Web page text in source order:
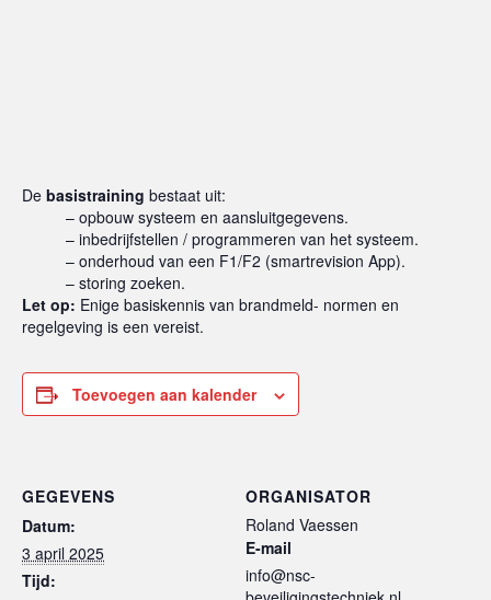
De basistraining bestaat uit:
– opbouw systeem en aansluitgegevens.
– inbedrijfstellen / programmeren van het systeem.
– onderhoud van een F1/F2 (smartrevision App).
– storing zoeken.
Let op: Enige basiskennis van brandmeld- normen en
regelgeving is een vereist.
Toevoegen aan kalender
GEGEVENS
Datum:
3 april 2025
Tijd:
ORGANISATOR
Roland Vaessen
E-mail
info@nsc-